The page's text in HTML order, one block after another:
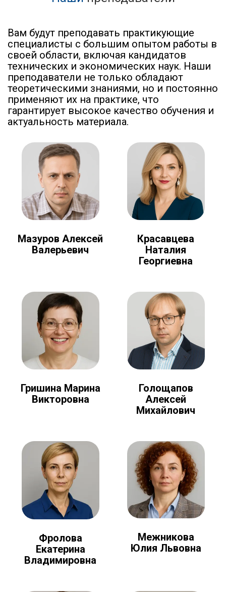
Вам будут преподавать практикующие
специалисты с большим опытом работы в
своей области, включая кандидатов
технических и экономических наук. Наши
преподаватели не только обладают
теоретическими знаниями, но и постоянно
применяют их на практике, что
гарантирует высокое качество обучения и
актуальность материала.
Мазуров Алексей
Валерьевич
Красавцева
Наталия
Георгиевна
Гришина Марина
Викторовна
Голощапов
Алексей
Михайлович
Фролова
Екатерина
Владимировна
Межникова
Юлия Львовна